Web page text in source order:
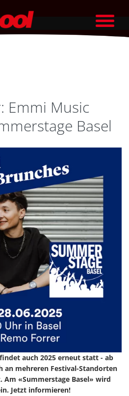
Emmi Music
Basel
auch 2025 erneut statt - ab
an mehreren Festival-Standorten
Am «Summerstage Basel» wird
Jetzt informieren!